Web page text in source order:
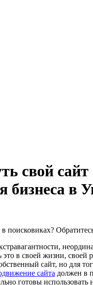
свой
бизнеса в
это в своей жизни,
сайт, но для
сайта должен в
готовы